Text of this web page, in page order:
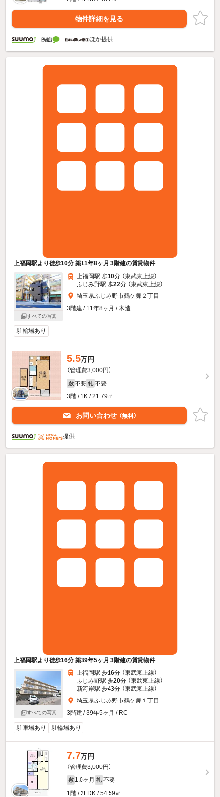
物件詳細を見る
ほか提供
上福岡駅より徒歩10分 築11年8ヶ月 3階建の賃貸物件
すべての写真
上福岡駅 歩10分 （東武東上線）
ふじみ野駅 歩22分 （東武東上線）
埼玉県ふじみ野市鶴ケ舞２丁目
3階建 / 11年8ヶ月 / 木造
駐輪場あり
5.5万円
（管理費3,000円）
敷 不要 礼 不要
3階 / 1K / 21.79㎡
お問い合わせ （無料）
提供
上福岡駅より徒歩16分 築39年5ヶ月 3階建の賃貸物件
すべての写真
上福岡駅 歩16分 （東武東上線）
ふじみ野駅 歩20分 （東武東上線）
新河岸駅 歩43分 （東武東上線）
埼玉県ふじみ野市鶴ケ舞１丁目
3階建 / 39年5ヶ月 / RC
駐車場あり 駐輪場あり
7.7万円
（管理費3,000円）
敷 1.0ヶ月 礼 不要
1階 / 2LDK / 54.59㎡